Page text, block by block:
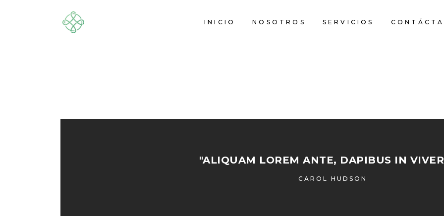
INICIO NOSOTROS SERVICIOS
"ALIQUAM LOREM ANTE, DAPIBUS IN
CAROL HUDSON